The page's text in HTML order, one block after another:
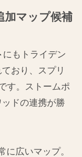
加マップ候補
にもトライデン
おり、スプリ
す。ストームポ
ドの連携が勝
に広いマップ。